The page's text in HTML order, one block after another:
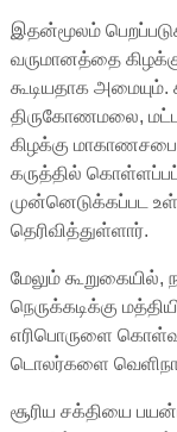
இதன்மூலம்
வருமானத்தை
கூடியதாக
திருகோணமலை,
கிழக்கு
கருத்தில்
முன்னெடுக்கப்பட
தெரிவித்துள்ளார்.
மேலும் கூறுகையில்,
நெருக்கடிக்கு
எரிபொருளை
டொலர்களை
சூரிய சக்தியை